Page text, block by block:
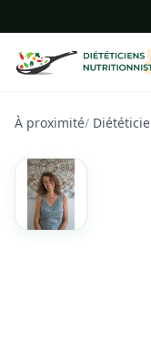
À proximité/